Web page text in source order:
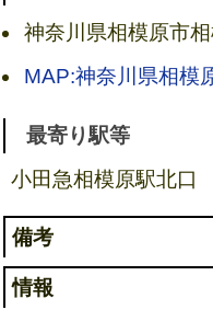
神奈川県相模原市
MAP:神奈川県相模
最寄り駅等
小田急相模原駅北口
備考
情報